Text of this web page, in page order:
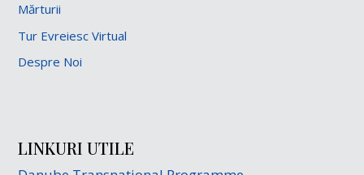
Mărturii
Tur Evreiesc Virtual
Despre Noi
LINKURI UTILE